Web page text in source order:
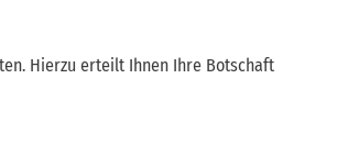
Hierzu erteilt Ihnen Ihre Botschaft